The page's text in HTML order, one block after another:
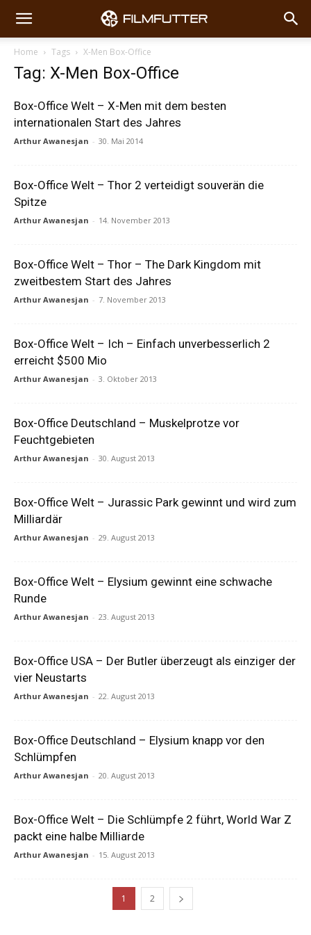
Home Tags X-Men Box-Office
Tag: X-Men Box-Office
Box-Office Welt – X-Men mit dem besten
internationalen Start des Jahres
Arthur Awanesjan - 30. Mai 2014
Box-Office Welt – Thor 2 verteidigt souverän die
Spitze
Arthur Awanesjan - 14. November 2013
Box-Office Welt – Thor – The Dark Kingdom mit
zweitbestem Start des Jahres
Arthur Awanesjan - 7. November 2013
Box-Office Welt – Ich – Einfach unverbesserlich 2
erreicht $500 Mio
Arthur Awanesjan - 3. Oktober 2013
Box-Office Deutschland – Muskelprotze vor
Feuchtgebieten
Arthur Awanesjan - 30. August 2013
Box-Office Welt – Jurassic Park gewinnt und wird zum
Milliardär
Arthur Awanesjan - 29. August 2013
Box-Office Welt – Elysium gewinnt eine schwache
Runde
Arthur Awanesjan - 23. August 2013
Box-Office USA – Der Butler überzeugt als einziger der
vier Neustarts
Arthur Awanesjan - 22. August 2013
Box-Office Deutschland – Elysium knapp vor den
Schlümpfen
Arthur Awanesjan - 20. August 2013
Box-Office Welt – Die Schlümpfe 2 führt, World War Z
packt eine halbe Milliarde
Arthur Awanesjan - 15. August 2013
1 2